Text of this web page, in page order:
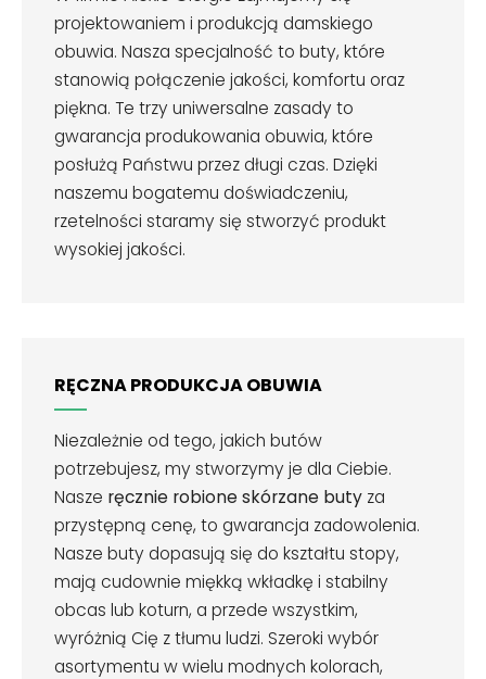
projektowaniem i produkcją damskiego
obuwia. Nasza specjalność to buty, które
stanowią połączenie jakości, komfortu oraz
piękna. Te trzy uniwersalne zasady to
gwarancja produkowania obuwia, które
posłużą Państwu przez długi czas. Dzięki
naszemu bogatemu doświadczeniu,
rzetelności staramy się stworzyć produkt
wysokiej jakości.
RĘCZNA PRODUKCJA OBUWIA
Niezależnie od tego, jakich butów
potrzebujesz, my stworzymy je dla Ciebie.
Nasze ręcznie robione skórzane buty za
przystępną cenę, to gwarancja zadowolenia.
Nasze buty dopasują się do kształtu stopy,
mają cudownie miękką wkładkę i stabilny
obcas lub koturn, a przede wszystkim,
wyróżnią Cię z tłumu ludzi. Szeroki wybór
asortymentu w wielu modnych kolorach,